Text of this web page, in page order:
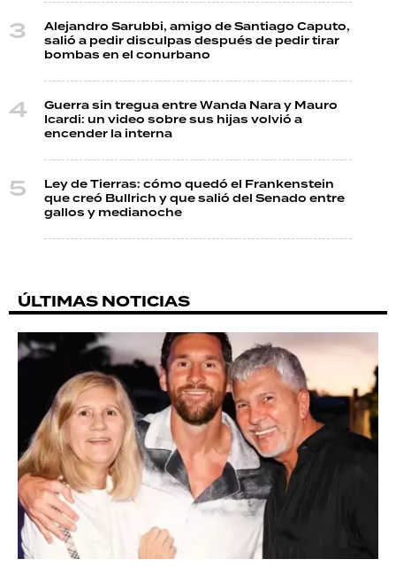
Alejandro Sarubbi, amigo de Santiago Caputo,
salió a pedir disculpas después de pedir tirar
bombas en el conurbano
Guerra sin tregua entre Wanda Nara y Mauro
Icardi: un video sobre sus hijas volvió a
encender la interna
Ley de Tierras: cómo quedó el Frankenstein
que creó Bullrich y que salió del Senado entre
gallos y medianoche
ÚLTIMAS NOTICIAS